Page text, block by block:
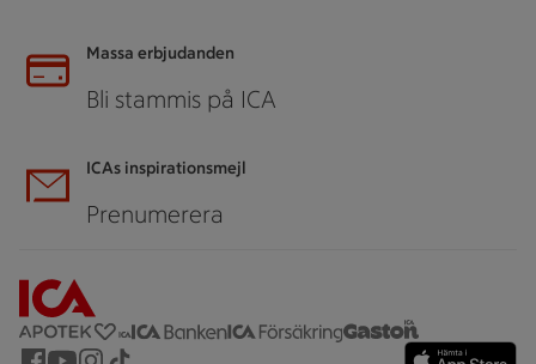
Massa erbjudanden
Bli stammis på ICA
ICAs inspirationsmejl
Prenumerera